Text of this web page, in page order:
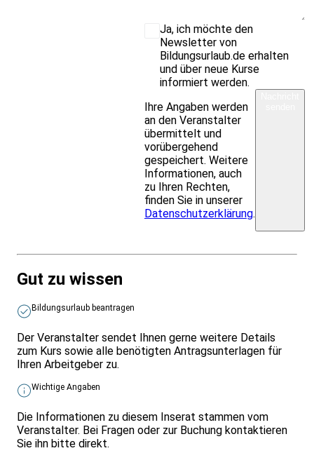
Ja, ich möchte den
Newsletter von
Bildungsurlaub.de erhalten
und über neue Kurse
informiert werden.
Ihre Angaben werden
an den Veranstalter
übermittelt und
vorübergehend
gespeichert. Weitere
Informationen, auch
zu Ihren Rechten,
finden Sie in unserer
Datenschutzerklärung.
Gut zu wissen
Bildungsurlaub beantragen
Der Veranstalter sendet Ihnen gerne weitere Details
zum Kurs sowie alle benötigten Antragsunterlagen für
Ihren Arbeitgeber zu.
Wichtige Angaben
Die Informationen zu diesem Inserat stammen vom
Veranstalter. Bei Fragen oder zur Buchung kontaktieren
Sie ihn bitte direkt.